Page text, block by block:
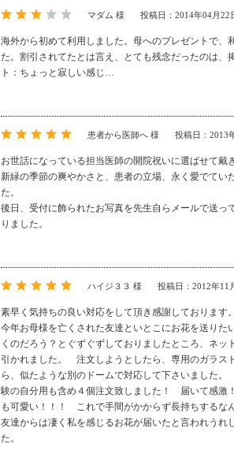
マダム 様 投稿日：2014年04月22
海外から初めて利用しました。母へのプレゼントで
た。割引されてたとは言え、とても残念だったのは
ト：ちょっと寂しい感じ…
患者から医師へ 様 投稿日：2013
お世話になっている担当医師の開院祝いに選ばせて戴
新緑の季節の爽やかさと、患者の立場、永く愛でて
た。
後日、受付に飾られたお写真を先生自らメールで送
りました。
ハイジ３３ 様 投稿日：2012年11
素早く気持ちの良い対応をして頂き感謝しております。
今年お母様を亡くされた友達といとこにお花を送り
くのだろう？とぐずぐずしておりましたところ、ネ
引かれました。 注文しようとしたら、専用のガラ
ら、似たような別のドームで対応して下さいました
験の自分用も含め４個注文致しました！ 届いて感激
も可愛い！！！ これで手間がかからず長持ちする
友達からは凄く私を感じるお花が届いたと言われう
た。